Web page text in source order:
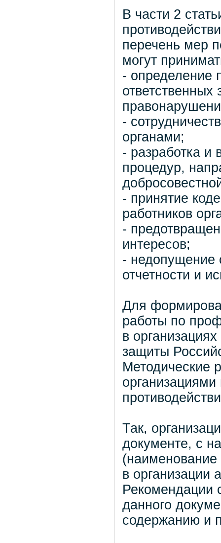
В части 2
перечень мер
могут
- определение
-
органами;
- разработка и
процедур,
- принятие
работников
-
интересов;
- недопущение
отчетности и
Для
работы по
в
защиты
Методические
Так,
документе, с
(наименование
в организации
Рекомендации
данного
содержанию и